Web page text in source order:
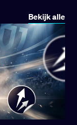
Bekijk alle